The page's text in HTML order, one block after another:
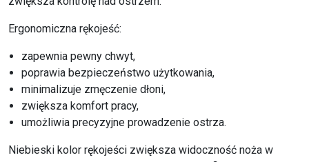
Ergonomiczna rękojeść:
zapewnia pewny chwyt,
poprawia bezpieczeństwo użytkowania,
minimalizuje zmęczenie dłoni,
zwiększa komfort pracy,
umożliwia precyzyjne prowadzenie ostrza.
Niebieski kolor rękojeści zwiększa widoczność noża w